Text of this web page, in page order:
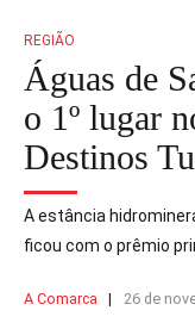
REGIÃO
Águas de
o 1º lugar
Destinos
A estância
ficou com o prêmio
A Comarca 26 de